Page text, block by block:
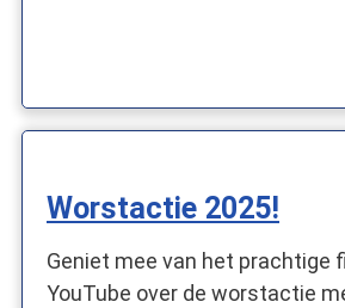
Worstactie 2025!
Geniet mee van het prachtige
YouTube over de worstactie